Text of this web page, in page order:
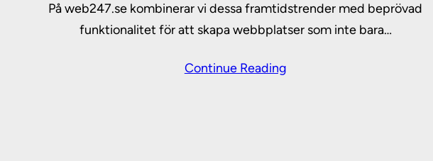
På web247.se kombinerar vi dessa framtidstrender med beprövad
funktionalitet för att skapa webbplatser som inte bara…
Continue Reading